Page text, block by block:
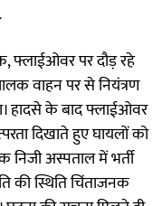
फ्लाईओवर पर दौड़ रहे
वाहन पर से नियंत्रण
हादसे के बाद फ्लाईओवर
दिखाते हुए घायलों को
अस्पताल में भर्ती
की स्थिति चिंताजनक